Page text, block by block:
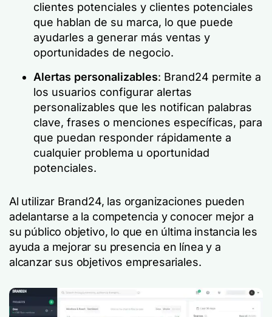
clientes potenciales y clientes potenciales
que hablan de su marca, lo que puede
ayudarles a generar más ventas y
oportunidades de negocio.
Alertas personalizables: Brand24 permite a
los usuarios configurar alertas
personalizables que les notifican palabras
clave, frases o menciones específicas, para
que puedan responder rápidamente a
cualquier problema u oportunidad
potenciales.
Al utilizar Brand24, las organizaciones pueden
adelantarse a la competencia y conocer mejor a
su público objetivo, lo que en última instancia les
ayuda a mejorar su presencia en línea y a
alcanzar sus objetivos empresariales.